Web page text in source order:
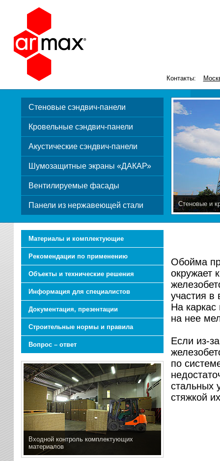
Контакты:
Стеновые сэндвич-панели
Кровельные сэндвич-панели
Акустические сэндвич-панели
Шумозащитные экраны «ДАКАР»
Вентилируемые фасады
Панели из нержавеющей стали Стеновые и
Материалы и комплектующие
Рекомендации по применению
Объекты и технические решения
Информация для специалистов
Документация, презентации
Строительные нормы и правила
Вопрос – ответ
Входной контроль комплектующих
материалов
Обойма
окружает
участия в
На каркас
на нее
Если из-
по
стальных
стяжкой